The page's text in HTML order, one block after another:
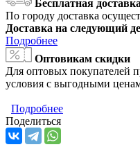
Бесплатная
По городу доставка
Доставка на следующий
Подробнее
Оптовикам скидки
Для оптовых покупателей
условия с выгодными
Подробнее
Поделиться